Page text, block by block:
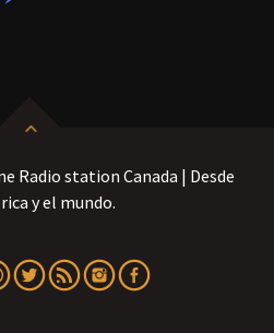
Radio station Canada | Desde
y el mundo.